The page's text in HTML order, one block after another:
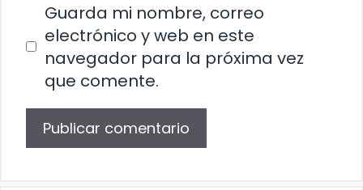
Guarda mi nombre, correo
electrónico y web en este
navegador para la próxima vez
que comente.